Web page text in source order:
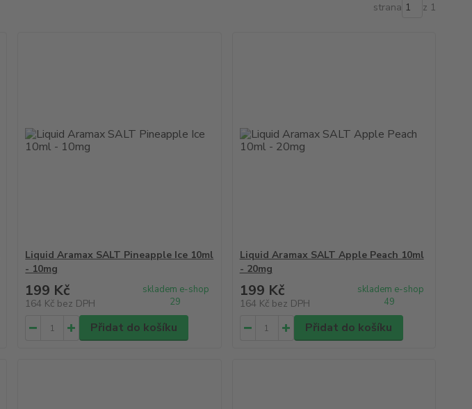
strana z 1
Liquid Aramax SALT Pineapple Ice 10ml
- 10mg
199 Kč
164 Kč bez DPH
skladem e-shop
29
Přidat do košíku
Liquid Aramax SALT Apple Peach 10ml
- 20mg
199 Kč
164 Kč bez DPH
skladem e-shop
49
Přidat do košíku